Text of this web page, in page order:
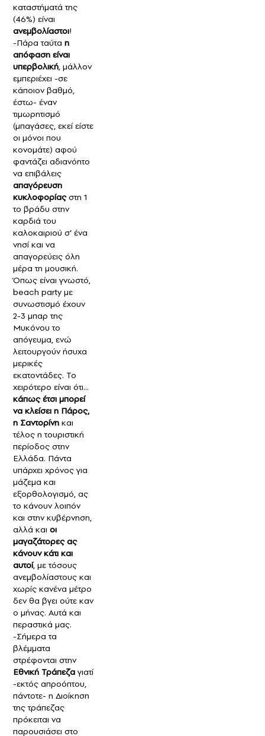
καταστήματά της
(46%) είναι
ανεμβολίαστοι!
-Πάρα ταύτα η
απόφαση είναι
υπερβολική, μάλλον
εμπεριέχει -σε
κάποιον βαθμό,
έστω- έναν
τιμωρητισμό
(μπαγάσες, εκεί είστε
οι μόνοι που
κονομάτε) αφού
φαντάζει αδιανόητο
να επιβάλεις
απαγόρευση
κυκλοφορίαςστη 1
το βράδυ στην
καρδιά του
καλοκαιριού σ’ ένα
νησί και να
απαγορεύεις όλη
μέρα τη μουσική.
Όπως είναι γνωστό,
beach party με
συνωστισμό έχουν
2-3 μπαρ της
Μυκόνου το
απόγευμα, ενώ
λειτουργούν ήσυχα
μερικές
εκατοντάδες. Το
χειρότερο είναι ότι…
κάπως έτσι μπορεί
να κλείσει η Πάρος,
η Σαντορίνη και
τέλος η τουριστική
περίοδος στην
Ελλάδα. Πάντα
υπάρχει χρόνος για
μάζεμα και
εξορθολογισμό, ας
το κάνουν λοιπόν
και στην κυβέρνηση,
αλλά και οι
μαγαζάτορες ας
κάνουν κάτι και
αυτοί, με τόσους
ανεμβολίαστους και
χωρίς κανένα μέτρο
δεν θα βγει ούτε καν
ο μήνας. Αυτά και
περαστικά μας.
-Σήμερα τα
βλέμματα
στρέφονται στην
Εθνική Τράπεζα γιατί
-εκτός απροόπτου,
πάντοτε- η Διοίκηση
της τράπεζας
πρόκειται να
παρουσιάσει στο